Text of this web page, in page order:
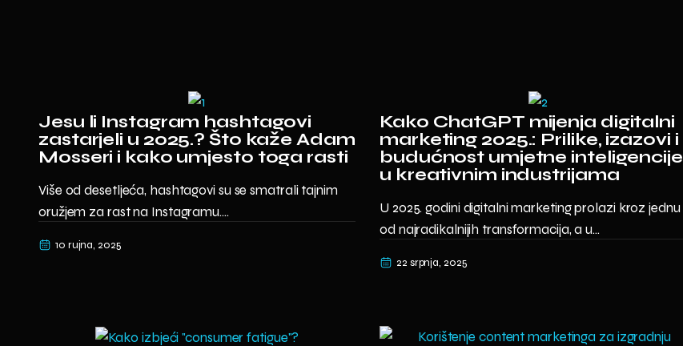
Jesu li Instagram hashtagovi
zastarjeli u 2025.? Što kaže Adam
Mosseri i kako umjesto toga rasti
Više od desetljeća, hashtagovi su se smatrali tajnim
oružjem za rast na Instagramu....
10 rujna, 2025
Kako ChatGPT mijenja digitalni
marketing 2025.: Prilike, izazovi i
budućnost umjetne inteligencije
u kreativnim industrijama
U 2025. godini digitalni marketing prolazi kroz jednu
od najradikalnijih transformacija, a u...
22 srpnja, 2025